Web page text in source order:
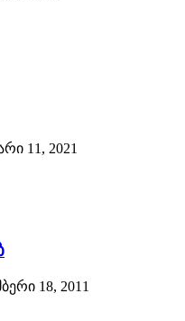
11, 2021
18, 2011